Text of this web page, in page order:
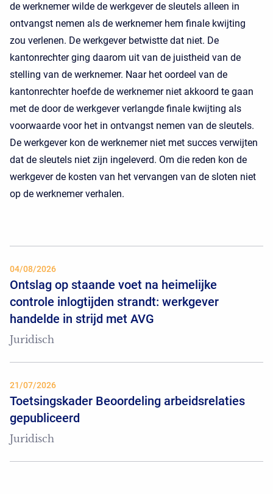
de werknemer wilde de werkgever de sleutels alleen in
ontvangst nemen als de werknemer hem finale kwijting
zou verlenen. De werkgever betwistte dat niet. De
kantonrechter ging daarom uit van de juistheid van de
stelling van de werknemer. Naar het oordeel van de
kantonrechter hoefde de werknemer niet akkoord te gaan
met de door de werkgever verlangde finale kwijting als
voorwaarde voor het in ontvangst nemen van de sleutels.
De werkgever kon de werknemer niet met succes verwijten
dat de sleutels niet zijn ingeleverd. Om die reden kon de
werkgever de kosten van het vervangen van de sloten niet
op de werknemer verhalen.
04/08/2026
Ontslag op staande voet na heimelijke
controle inlogtijden strandt: werkgever
handelde in strijd met AVG
Juridisch
21/07/2026
Toetsingskader Beoordeling arbeidsrelaties
gepubliceerd
Juridisch